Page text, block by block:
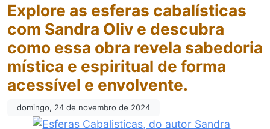
Explore as esferas cabalísticas
com Sandra Oliv e descubra
como essa obra revela sabedoria
mística e espiritual de forma
acessível e envolvente.
domingo, 24 de novembro de 2024